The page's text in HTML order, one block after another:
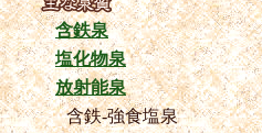
含鉄泉
塩化物泉
放射能泉
含鉄-強食塩泉